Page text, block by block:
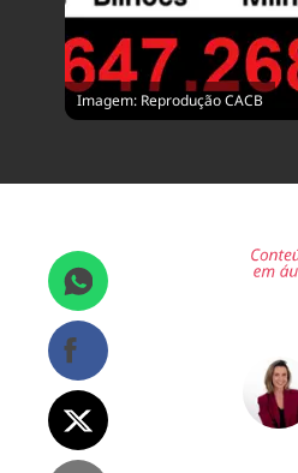
Imagem: Reprodução CACB